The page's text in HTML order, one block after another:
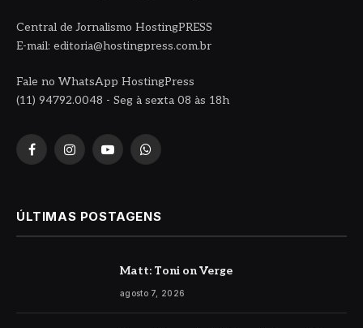
Central de Jornalismo HostingPRESS
E-mail: editoria@hostingpress.com.br
Fale no WhatsApp HostingPress
(11) 94792.0048 - Seg à sexta 08 às 18h
FacebookInstagramYouTubeWhatsApp
ÚLTIMAS POSTAGENS
Matt: Toni on Verge
agosto 7, 2026